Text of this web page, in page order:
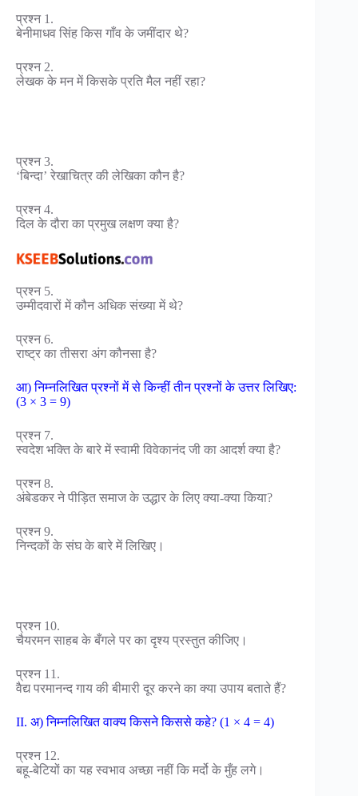
प्रश्न 1.
बेनीमाधव सिंह किस गाँव के जमींदार थे?
प्रश्न 2.
लेखक के मन में किसके प्रति मैल नहीं रहा?
प्रश्न 3.
‘बिन्दा’ रेखाचित्र की लेखिका कौन है?
प्रश्न 4.
दिल के दौरा का प्रमुख लक्षण क्या है?
प्रश्न 5.
उम्मीदवारों में कौन अधिक संख्या में थे?
प्रश्न 6.
राष्ट्र का तीसरा अंग कौनसा है?
आ) निम्नलिखित प्रश्नों में से किन्हीं तीन प्रश्नों के उत्तर लिखिए:
(3 × 3 = 9)
प्रश्न 7.
स्वदेश भक्ति के बारे में स्वामी विवेकानंद जी का आदर्श क्या है?
प्रश्न 8.
अंबेडकर ने पीड़ित समाज के उद्धार के लिए क्या-क्या किया?
प्रश्न 9.
निन्दकों के संघ के बारे में लिखिए।
प्रश्न 10.
चैयरमन साहब के बँगले पर का दृश्य प्रस्तुत कीजिए।
प्रश्न 11.
वैद्य परमानन्द गाय की बीमारी दूर करने का क्या उपाय बताते हैं?
II. अ) निम्नलिखित वाक्य किसने किससे कहे? (1 × 4 = 4)
प्रश्न 12.
बहू-बेटियों का यह स्वभाव अच्छा नहीं कि मर्दो के मुँह लगे।